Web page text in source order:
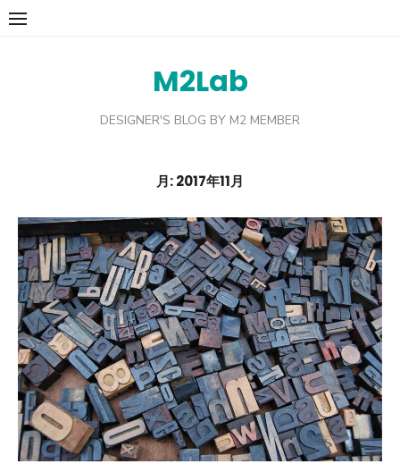
Skip
M2Lab
DESIGNER'S BLOG BY M2 MEMBER
月:2017年11月